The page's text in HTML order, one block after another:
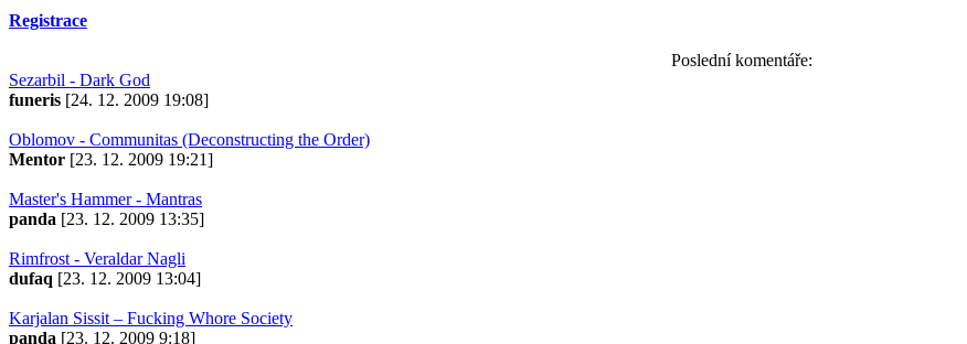
Registrace
Poslední komentáře:
Sezarbil - Dark God
funeris [24. 12. 2009 19:08]
Oblomov - Communitas (Deconstructing the Order)
Mentor [23. 12. 2009 19:21]
Master's Hammer - Mantras
panda [23. 12. 2009 13:35]
Rimfrost - Veraldar Nagli
dufaq [23. 12. 2009 13:04]
Karjalan Sissit – Fucking Whore Society
panda [23. 12. 2009 9:18]